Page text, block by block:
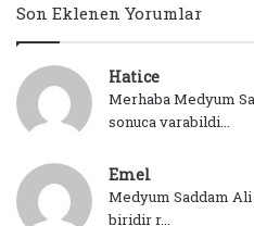
Son Eklenen Yorumlar
Hatice
Merhaba Medyum
sonuca varabildi...
Emel
Medyum Saddam
biridir r...